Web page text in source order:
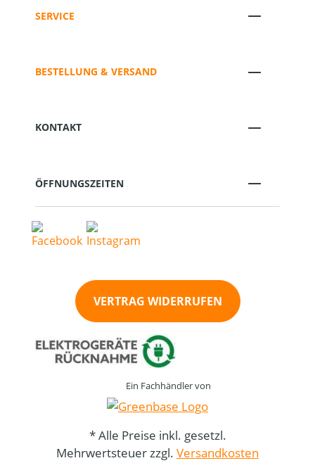
SERVICE
BESTELLUNG & VERSAND
KONTAKT
ÖFFNUNGSZEITEN
VERTRAG WIDERRUFEN
Ein Fachhändler von
* Alle Preise inkl. gesetzl.
Mehrwertsteuer zzgl. Versandkosten